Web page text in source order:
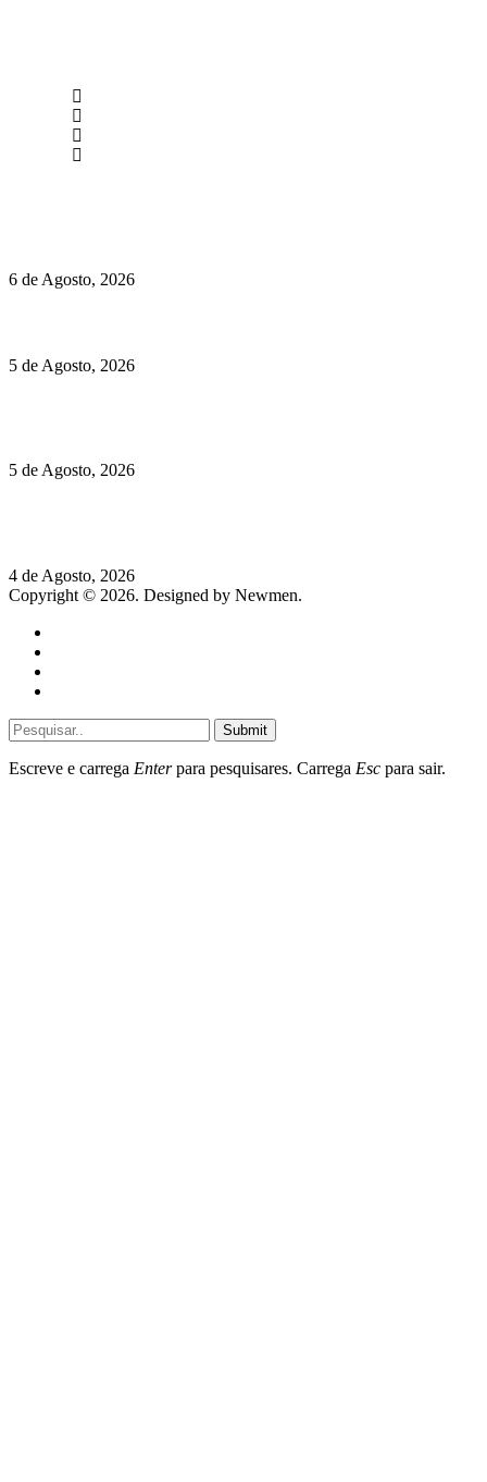
6 de Agosto, 2026
5 de Agosto, 2026
5 de Agosto, 2026
4 de Agosto, 2026
Copyright © 2026. Designed by Newmen.
Submit
Escreve e carrega Enterpara pesquisares. Carrega Esc para sair.